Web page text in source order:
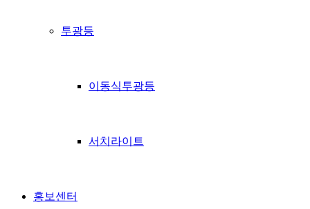
투광등
이동식투광등
서치라이트
홍보센터